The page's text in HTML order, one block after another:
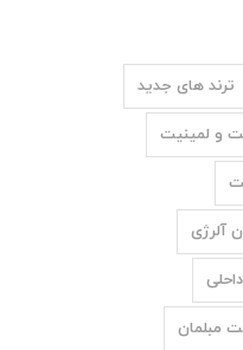
ترند های جدید
و لمینیت
آلرژی
مبلمان